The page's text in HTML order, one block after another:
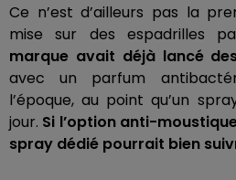
Ce n’est d’ailleurs pas la
mise sur des espadrilles
marque avait déjà lancé
avec un parfum
l’époque, au point qu’un
jour. Si l’option anti-
spray dédié pourrait bien